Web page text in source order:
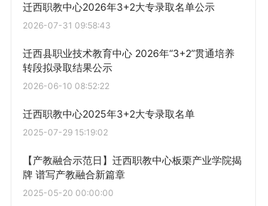
迁西职教中心2026年3+2大专录取名单公示
2026-07-31 09:58:43
迁西县职业技术教育中心 2026年“3+2”贯通培养
转段拟录取结果公示
2026-06-10 08:52:22
迁西职教中心2025年3+2大专录取名单
2025-07-29 15:19:02
【产教融合示范日】迁西职教中心板栗产业学院揭
牌 谱写产教融合新篇章
2025-05-20 00:00:00